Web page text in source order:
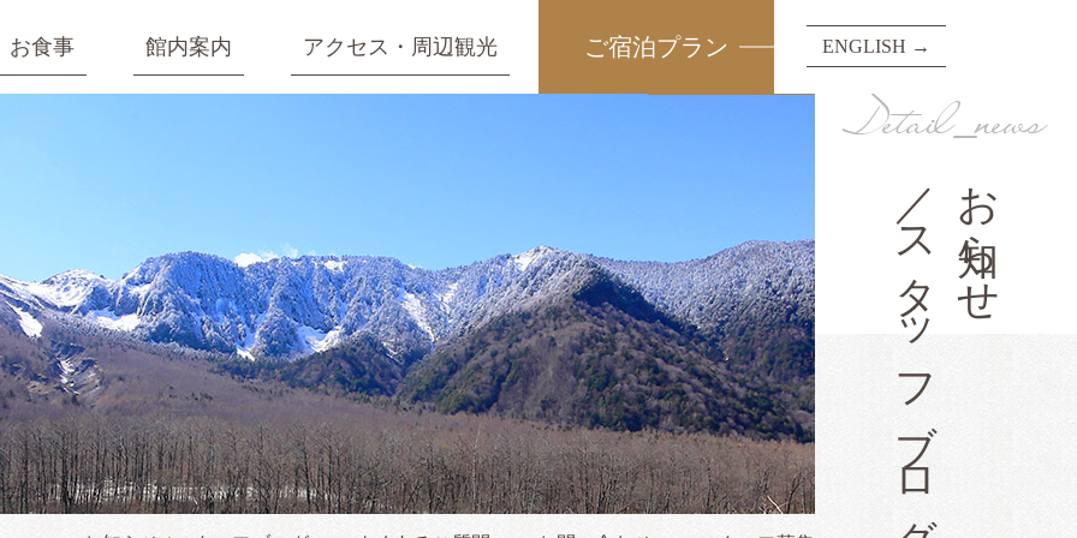
お食事 館内案内 アクセス・周辺観光 ご宿泊プラン ENGLISH →
お知らせ
／スタッフブログ
Detail_news